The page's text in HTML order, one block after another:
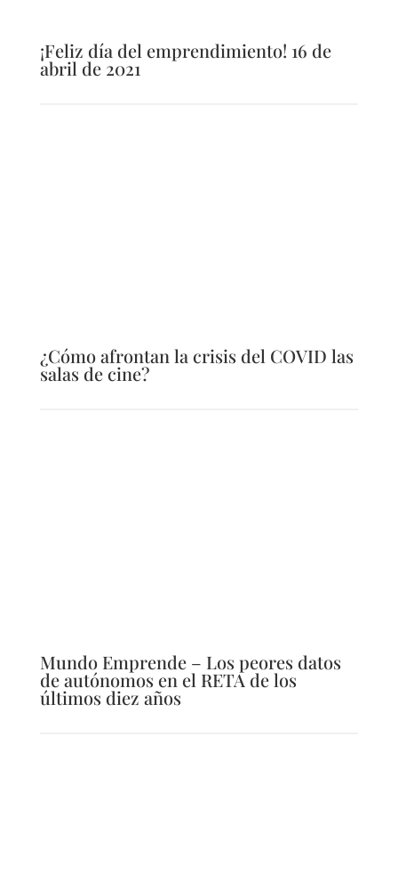
¡Feliz día del emprendimiento! 16 de
abril de 2021
¿Cómo afrontan la crisis del COVID las
salas de cine?
Mundo Emprende – Los peores datos
de autónomos en el RETA de los
últimos diez años